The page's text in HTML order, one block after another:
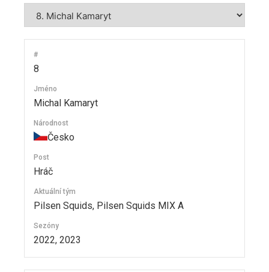
#
8
Jméno
Michal Kamaryt
Národnost
Česko
Post
Hráč
Aktuální tým
Pilsen Squids, Pilsen Squids MIX A
Sezóny
2022, 2023